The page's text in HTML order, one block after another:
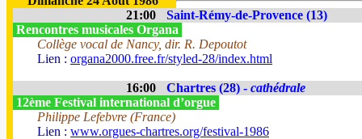
21:00
Saint-Rémy-de-Provence (13)
Rencontres musicales Organa
Collège vocal de Nancy, dir. R. Depoutot
Lien : organa2000.free.fr/styled-28/index.html
16:00 Chartres (28) - cathédrale
12ème Festival international d’orgue
Philippe Lefebvre (France)
Lien : www.orgues-chartres.org/festival-1986